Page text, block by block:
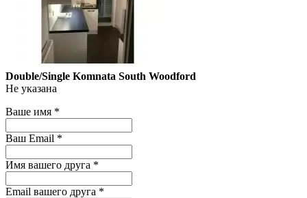
Double/Single Komnata South Woodford
Не указана
Ваше имя *
Ваш Email *
Имя вашего друга *
Email вашего друга *